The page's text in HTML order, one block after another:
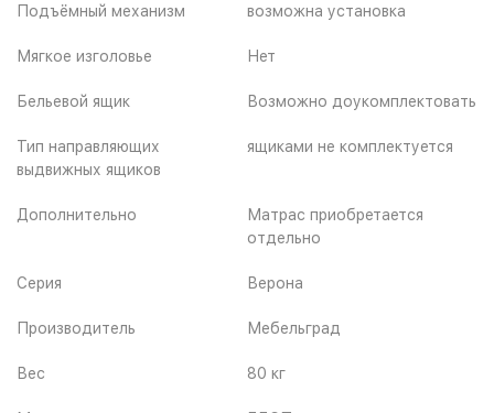
Подъёмный механизм возможна установка
Мягкое изголовье Нет
Бельевой ящик Возможно доукомплектовать
Тип направляющих
выдвижных ящиков
ящиками не комплектуется
Дополнительно
Матрас приобретается
отдельно
Серия Верона
Производитель Мебельград
Вес 80 кг